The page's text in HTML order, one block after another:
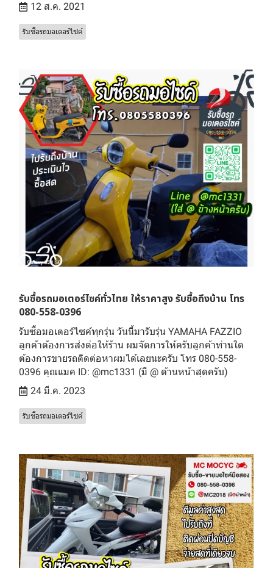
12 ส.ค. 2021
รับซื้อรถมอเตอร์ไซค์
รับซื้อรถมอเตอร์ไซค์ทั่วไทย ให้ราคาสูง รับซื้อถึงบ้าน โทร
080-558-0396
รับซื้อมอเตอร์ไซค์ทุกรุ่น วันนี้มารับรุ่น YAMAHA FAZZIO
ลูกค้าต้องการส่งต่อให้ร้าน ผมจัดการให้ครับลูกค้าท่านใด
ต้องการขายรถติดต่อหาผมได้เลยนะครับ โทร 080-558-
0396 คุณแมค ID: @mc1331 (มี @ ด้านหน้าสุดครับ)
24 มี.ค. 2023
รับซื้อรถมอเตอร์ไซค์